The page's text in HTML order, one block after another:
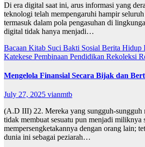
Di era digital saat ini, arus informasi yang
teknologi telah mempengaruhi hampir
termasuk dalam pola pengasuhan di
digital tidak hanya menjadi…
Bacaan Kitab Suci Bakti Sosial Berita Hidup
Katekese Pembinaan Pendidikan Rekoleksi
Mengelola Finansial Secara Bijak dan
July 27, 2025 vianmtb
(A.D III) 22. Mereka yang sungguh-sungguh
tidak membuat sesuatu pun menjadi miliknya
mempersengketakannya dengan orang lain;
dunia ini sebagai peziarah…